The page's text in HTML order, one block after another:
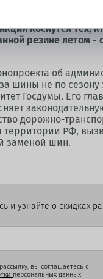
коснутся тех,
резине летом -
об
шины не по сезону
Госдумы. Его
дорожно-
территории РФ,
заменой шин.
и узнайте о скидках
вы соглашаетесь с
персональных данных